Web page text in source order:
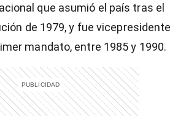
que asumió el país tras el
de 1979, y fue vicepresidente
mandato, entre 1985 y 1990.